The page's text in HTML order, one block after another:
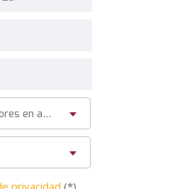
Situación laboral* · Solo trabajadores en activo